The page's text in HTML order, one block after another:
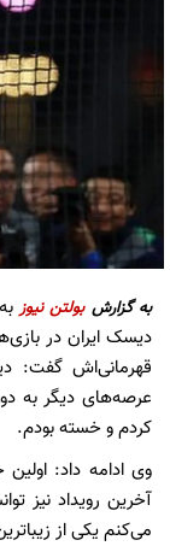
به گزارشبولتن نیوز
دیسک ایران در
قهرمانی‌اش گفت:
عرصه‌های دیگر به
کردم و خسته بودم.
آخرین رویداد نیز
می‌کنم یکی از